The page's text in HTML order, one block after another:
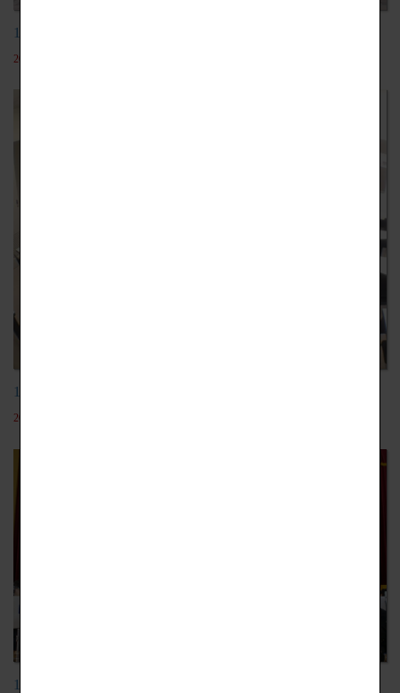
106年日本電子專門學校動漫團
2019-12-18
106學年日本麻生專門學校觀餐團
2019-12-18
105學年日本芳泉中學國際教育旅行